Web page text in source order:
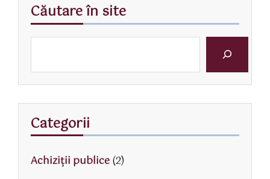
Căutare în site
Categorii
Achiziții publice(2)